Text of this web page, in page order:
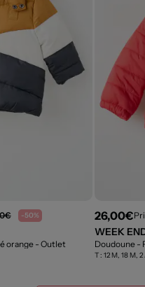
-50%
orange - Outlet
26,00€
WEEK
Doudoune -
T :12 M, 18 M, 2